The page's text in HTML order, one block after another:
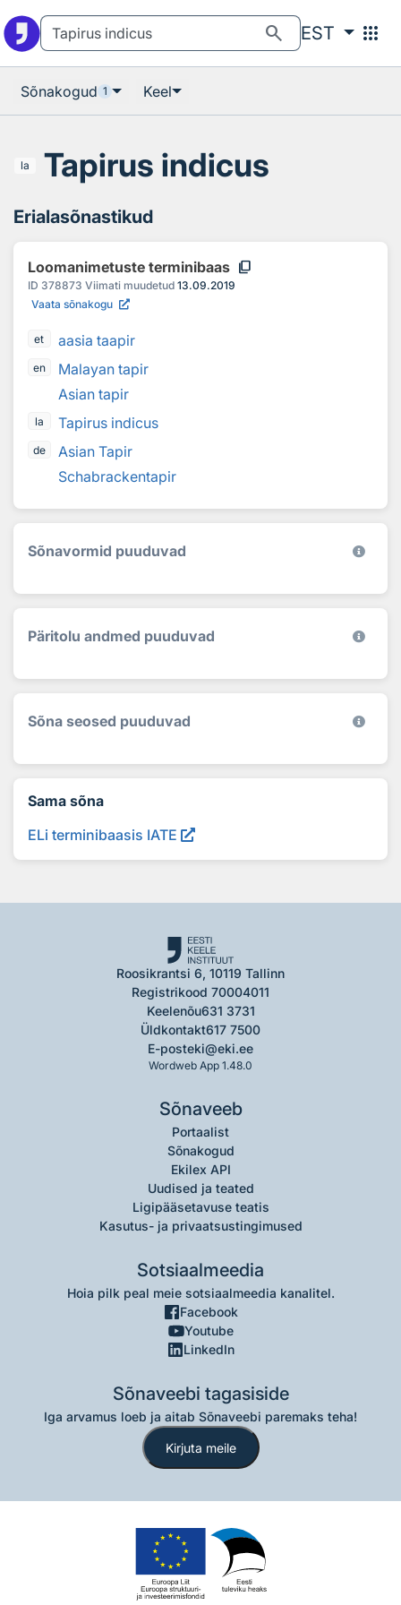
search EST apps
Sõnakogud 1 Keel
la Tapirus indicus
Erialasõnastikud
Loomanimetuste terminibaas content_copy
ID 378873 Viimati muudetud 13.09.2019
Vaata sõnakogu
et aasia taapir
en
Malayan tapir
Asian tapir
la Tapirus indicus
de
Asian Tapir
Schabrackentapir
Sõnavormid puuduvad
Päritolu andmed puuduvad
Sõna seosed puuduvad
Sama sõna
ELi terminibaasis IATE
Roosikrantsi 6, 10119 Tallinn
Registrikood 70004011
Keelenõu631 3731
Üldkontakt617 7500
E-posteki@eki.ee
Wordweb App 1.48.0
Sõnaveeb
Portaalist
Sõnakogud
Ekilex API
Uudised ja teated
Ligipääsetavuse teatis
Kasutus- ja privaatsustingimused
Sotsiaalmeedia
Hoia pilk peal meie sotsiaalmeedia kanalitel.
Facebook
Youtube
LinkedIn
Sõnaveebi tagasiside
Iga arvamus loeb ja aitab Sõnaveebi paremaks teha!
Kirjuta meile